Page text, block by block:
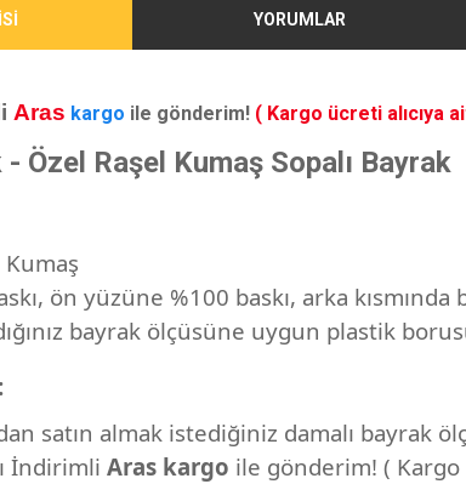
YORUMLAR
Aras kargo ile gönderim! ( Kargo ücreti alıcıya
- Özel Raşel Kumaş Sopalı Bayrak
ön yüzüne %100 baskı, arka
bayrak ölçüsüne uygun plastik
satın almak istediğiniz damalı bayrak
İndirimli Aras kargo ile gönderim! ( Kargo